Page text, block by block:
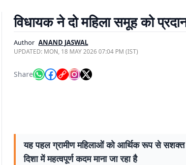
विधायक ने दो महिला समूह को
Author ANAND JASWAL
UPDATED: MON, 18 MAY 2026 07:04 PM (IST)
Share
यह पहल ग्रामीण महिलाओं को आर्थिक रूप से सशक्त
दिशा में महत्वपूर्ण कदम माना जा रहा है